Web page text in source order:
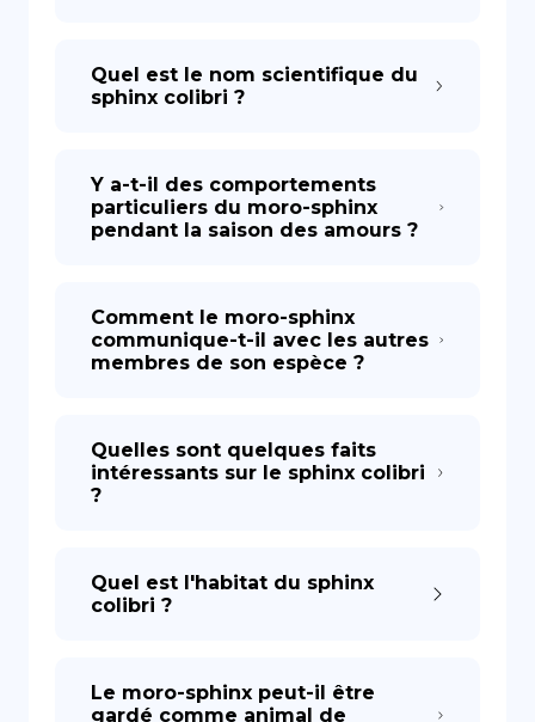
Quel est le nom scientifique du
sphinx colibri ?
Y a-t-il des comportements
particuliers du moro-sphinx
pendant la saison des amours ?
Comment le moro-sphinx
communique-t-il avec les autres
membres de son espèce ?
Quelles sont quelques faits
intéressants sur le sphinx colibri
?
Quel est l'habitat du sphinx
colibri ?
Le moro-sphinx peut-il être
gardé comme animal de